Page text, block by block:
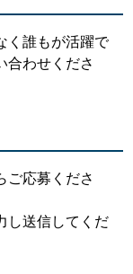
く誰もが活躍で
合わせくださ
ご応募くださ
し送信してくだ